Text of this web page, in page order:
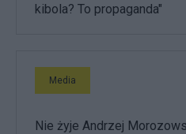
kibola? To propaganda"
Media
Nie żyje Andrzej